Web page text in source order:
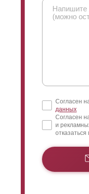
находящиеся за
обзора еще и с
Согласен
данных
Согласен
и